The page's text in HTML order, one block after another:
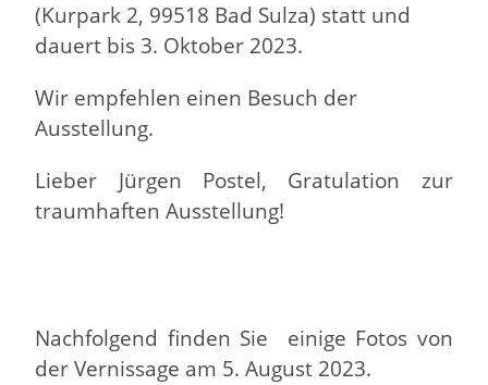
(Kurpark 2, 99518 Bad Sulza) statt und
dauert bis 3. Oktober 2023.
Wir empfehlen einen Besuch der
Ausstellung.
Lieber Jürgen Postel, Gratulation zur
traumhaften Ausstellung!
Nachfolgend finden Sie einige Fotos von
der Vernissage am 5. August 2023.